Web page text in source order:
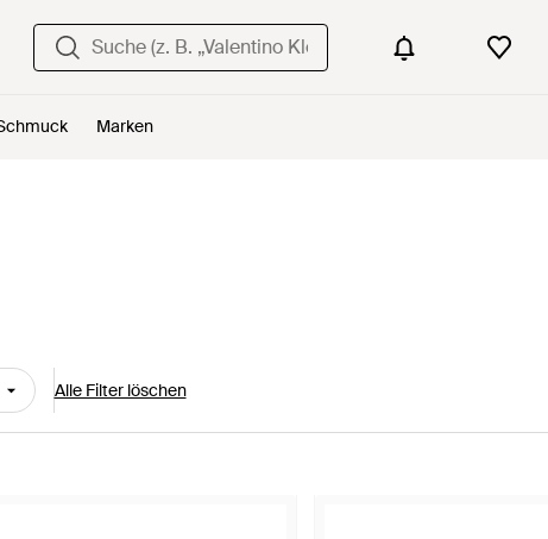
Marken
Alle Filter löschen